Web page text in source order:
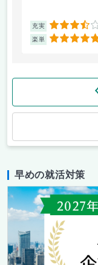
充実 3.5
楽単 5
早めの就活対策